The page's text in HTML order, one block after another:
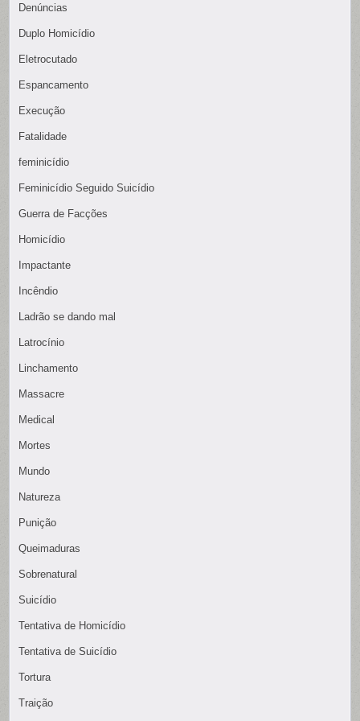
Denúncias
Duplo Homicídio
Eletrocutado
Espancamento
Execução
Fatalidade
feminicídio
Feminicídio Seguido Suicídio
Guerra de Facções
Homicídio
Impactante
Incêndio
Ladrão se dando mal
Latrocínio
Linchamento
Massacre
Medical
Mortes
Mundo
Natureza
Punição
Queimaduras
Sobrenatural
Suicídio
Tentativa de Homicídio
Tentativa de Suicídio
Tortura
Traição